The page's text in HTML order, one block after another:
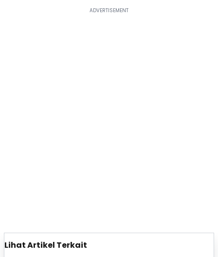
Lihat Artikel Terkait